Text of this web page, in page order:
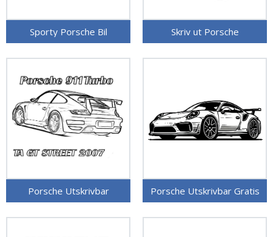
Sporty Porsche Bil Skriv ut Porsche
Porsche Utskrivbar Porsche Utskrivbar Gratis